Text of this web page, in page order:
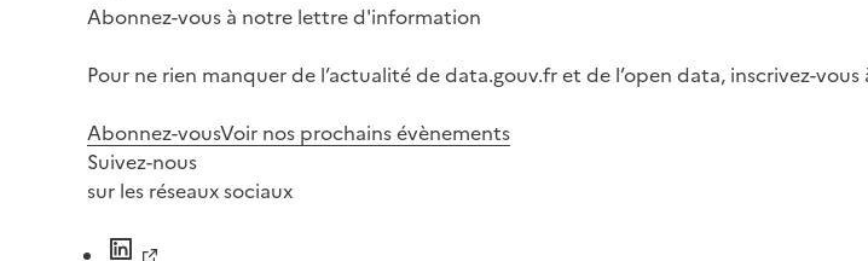
Abonnez-vous à notre lettre d'information
Pour ne rien manquer de l’actualité de data.gouv.fr et de l’open data, inscrivez-
Abonnez-vousVoir nos prochains évènements
Suivez-nous
sur les réseaux sociaux